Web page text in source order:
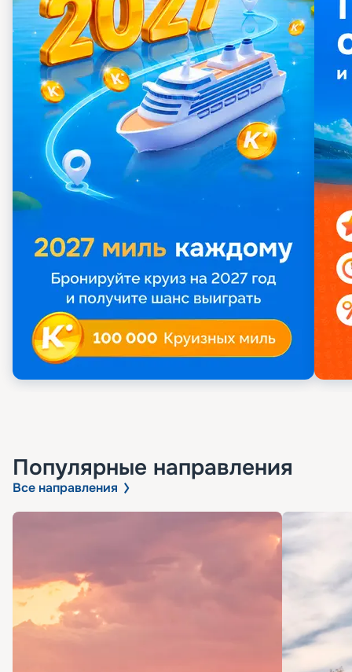
Популярные направления
Все направления